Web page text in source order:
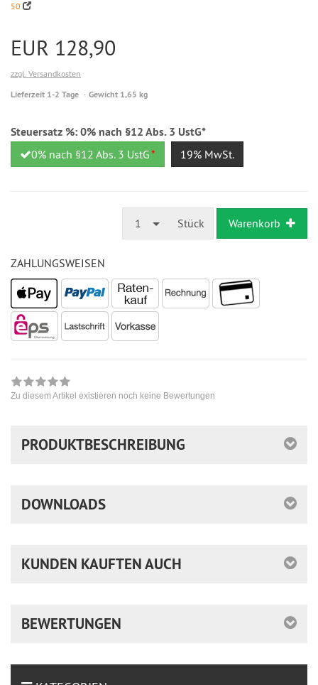
50
EUR 128,90
zzgl. Versandkosten
Lieferzeit 1-2 Tage Gewicht 1,65 kg
Steuersatz %:0% nach §12 Abs. 3 UstG*
0% nach §12 Abs. 3 UstG* 19% MwSt.
1 Stück Warenkorb
ZAHLUNGSWEISEN
Zu diesem Artikel existieren noch keine Bewertungen
PRODUKTBESCHREIBUNG
DOWNLOADS
KUNDEN KAUFTEN AUCH
BEWERTUNGEN